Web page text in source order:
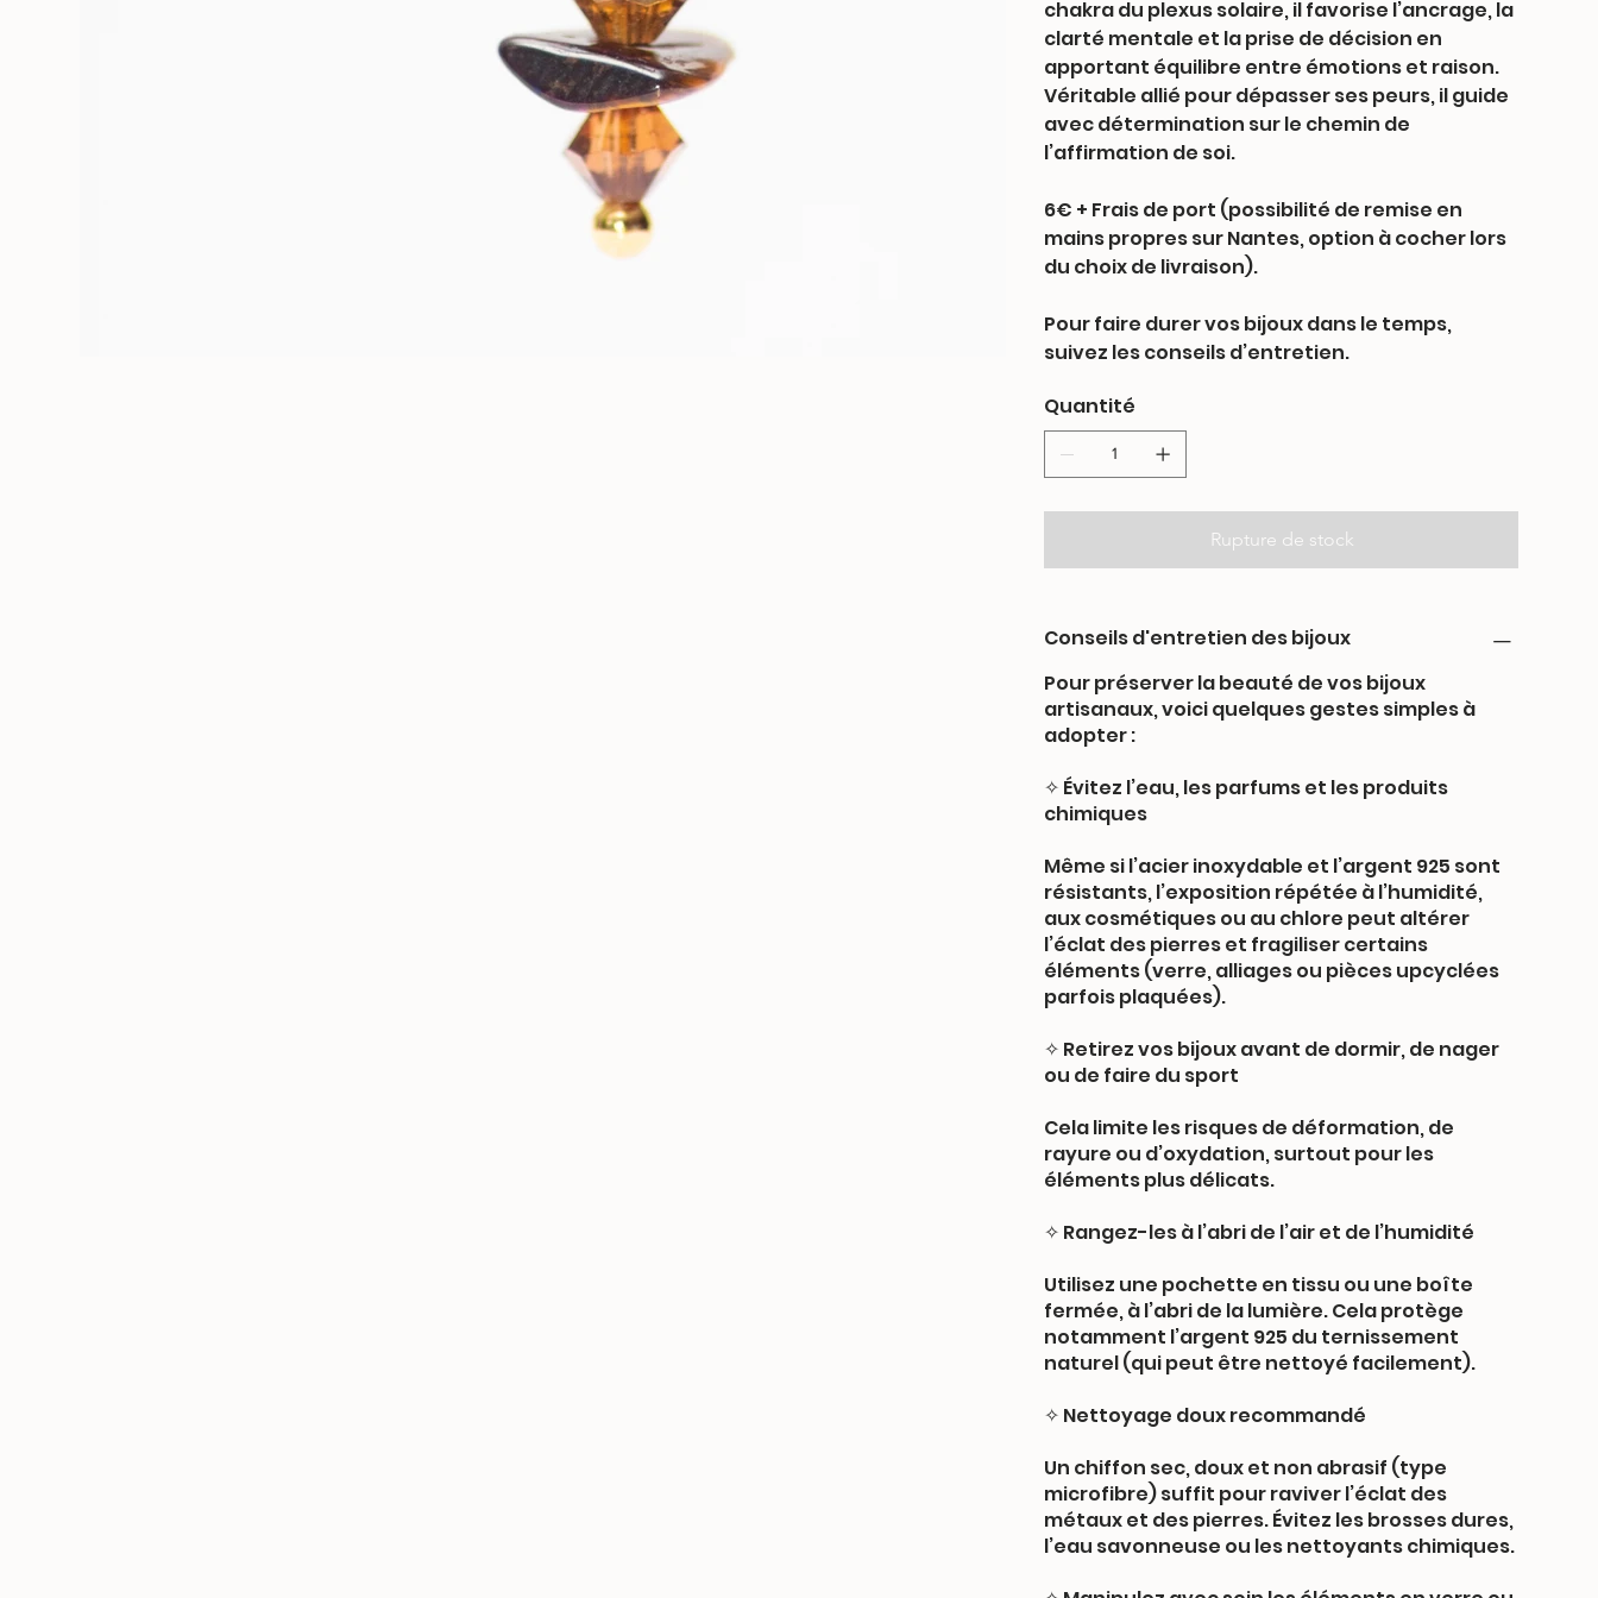
chakra du plexus solaire, il favorise l’ancrage, la
clarté mentale et la prise de décision en
apportant équilibre entre émotions et raison.
Véritable allié pour dépasser ses peurs, il guide
avec détermination sur le chemin de
l’affirmation de soi.
6€ + Frais de port (possibilité de remise en
mains propres sur Nantes, option à cocher lors
du choix de livraison).
Pour faire durer vos bijoux dans le temps,
suivez les conseils d’entretien.
Quantité
Rupture de stock
Conseils d'entretien des bijoux
Pour préserver la beauté de vos bijoux
artisanaux, voici quelques gestes simples à
adopter :
✧ Évitez l’eau, les parfums et les produits
chimiques
Même si l’acier inoxydable et l’argent 925 sont
résistants, l’exposition répétée à l’humidité,
aux cosmétiques ou au chlore peut altérer
l’éclat des pierres et fragiliser certains
éléments (verre, alliages ou pièces upcyclées
parfois plaquées).
✧ Retirez vos bijoux avant de dormir, de nager
ou de faire du sport
Cela limite les risques de déformation, de
rayure ou d’oxydation, surtout pour les
éléments plus délicats.
✧ Rangez-les à l’abri de l’air et de l’humidité
Utilisez une pochette en tissu ou une boîte
fermée, à l’abri de la lumière. Cela protège
notamment l’argent 925 du ternissement
naturel (qui peut être nettoyé facilement).
✧ Nettoyage doux recommandé
Un chiffon sec, doux et non abrasif (type
microfibre) suffit pour raviver l’éclat des
métaux et des pierres. Évitez les brosses dures,
l’eau savonneuse ou les nettoyants chimiques.